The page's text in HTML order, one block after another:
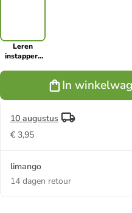
Leren
instappers
In
10 augustus
€ 3,95
limango
14 dagen retour